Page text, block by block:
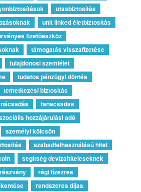
utasbiztosítás
unit linked életbiztosítás
fizetőeszköz
támogatás visszafizetése
tulajdonosi szemlélet
tudatos pénzügyi döntés
temetkezési biztosítás
tanacsadas
hozzájárulási adó
személyi kölcsön
szabadfelhasználású hitel
segítség devizahiteleseknek
részvény
régi tízezres
rendszeres díjas